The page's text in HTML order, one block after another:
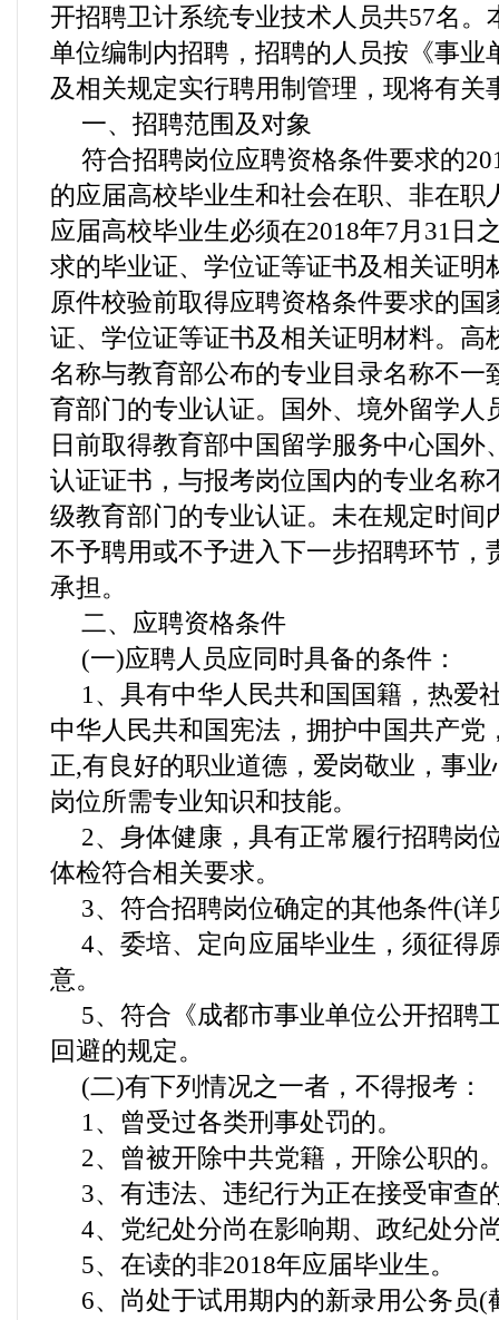
开招聘卫计系统专业技术人员共57名。
单位编制内招聘，招聘的人员按《事业
及相关规定实行聘用制管理，现将有关
一、招聘范围及对象
符合招聘岗位应聘资格条件要求的
的应届高校毕业生和社会在职、非在职
应届高校毕业生必须在2018年7月31日
求的毕业证、学位证等证书及相关证明
原件校验前取得应聘资格条件要求的国
证、学位证等证书及相关证明材料。高
名称与教育部公布的专业目录名称不一
育部门的专业认证。国外、境外留学人
日前取得教育部中国留学服务中心国外
认证证书，与报考岗位国内的专业名称
级教育部门的专业认证。未在规定时间
不予聘用或不予进入下一步招聘环节，
承担。
二、应聘资格条件
(一)应聘人员应同时具备的条件：
1、具有中华人民共和国国籍，热爱
中华人民共和国宪法，拥护中国共产党
正,有良好的职业道德，爱岗敬业，事
岗位所需专业知识和技能。
2、身体健康，具有正常履行招聘岗
体检符合相关要求。
3、符合招聘岗位确定的其他条件(详
4、委培、定向应届毕业生，须征得
意。
5、符合《成都市事业单位公开招聘
回避的规定。
(二)有下列情况之一者，不得报考：
1、曾受过各类刑事处罚的。
2、曾被开除中共党籍，开除公职的
3、有违法、违纪行为正在接受审查
4、党纪处分尚在影响期、政纪处分
5、在读的非2018年应届毕业生。
6、尚处于试用期内的新录用公务员(